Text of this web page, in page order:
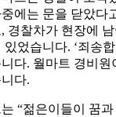
에는 문을 닫았다
경찰차가 현장에
있었습니다. ‘죄송
다. 월마트 경비
다.
“젊은이들이 꿈